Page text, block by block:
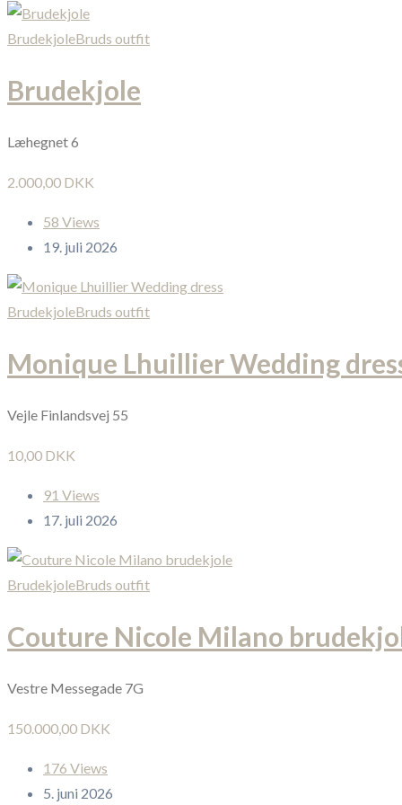
BrudekjoleBruds outfit
Brudekjole
Læhegnet 6
2.000,00 DKK
58 Views
19. juli 2026
BrudekjoleBruds outfit
Monique Lhuillier Wedding
Vejle Finlandsvej 55
10,00 DKK
91 Views
17. juli 2026
BrudekjoleBruds outfit
Couture Nicole Milano
Vestre Messegade 7G
150.000,00 DKK
176 Views
5. juni 2026